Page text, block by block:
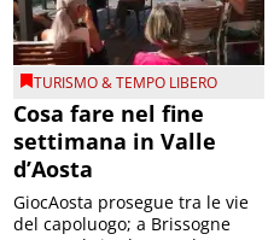
TURISMO & TEMPO LIBERO
Cosa fare nel fine
settimana in Valle
d’Aosta
GiocAosta prosegue tra le vie
del capoluogo; a Brissogne